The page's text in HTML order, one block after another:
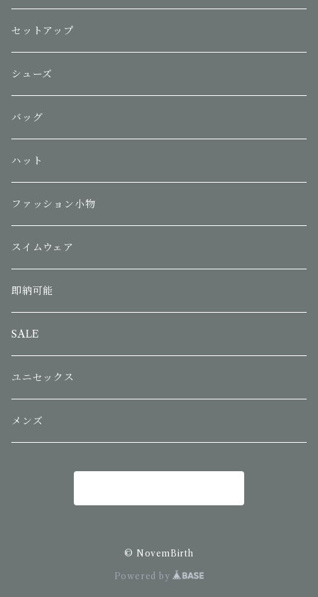
セットアップ
シューズ
バッグ
ハット
ファッション小物
スイムウェア
即納可能
SALE
ユニセックス
メンズ
© NovemBirth
Powered by